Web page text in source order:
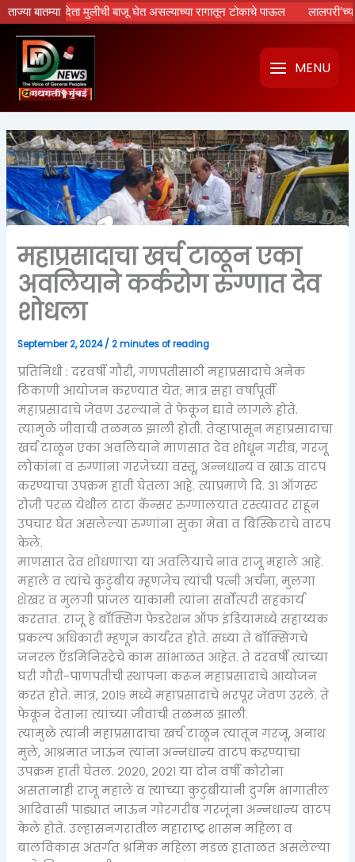
ताज्या बातम्या
न देता मुलीची बाजू घेत असल्याच्या रागातून टोकाचे पाऊल लालपरी’च्या
Skip
to
content
MENU
महाप्रसादाचा खर्च टाळून एका
अवलियाने कर्करोग रुग्णात देव
शोधला
September 2, 2024/2 minutes of reading
प्रतिनिधी : दरवर्षी गौरी, गणपतीसाठी महाप्रसादाचे अनेक
ठिकाणी आयोजन करण्यात येत; मात्र सहा वर्षांपूर्वी
महाप्रसादाचे जेवण उरल्याने ते फेकून द्यावे लागले होते.
त्यामुळे जीवाची तळमळ झाली होती. तेव्हापासून महाप्रसादाचा
खर्च टाळून एका अवलियाने माणसात देव शोधून गरीब, गरजू
लोकांना व रुग्णांना गरजेच्या वस्तू, अन्नधान्य व खाऊ वाटप
करण्याचा उपक्रम हाती घेतला आहे. त्याप्रमाणे दि. 31 ऑगस्ट
रोजी परळ येथील टाटा कॅन्सर रुग्णालयात रस्त्यावर राहून
उपचार घेत असलेल्या रुग्णांना सुका मेवा व बिस्किटाचे वाटप
केले.
माणसात देव शोधणाऱ्या या अवलियाचे नाव राजू महाले आहे.
महाले व त्यांचे कुटुंबीय म्हणजेच त्यांची पत्नी अर्चना, मुलगा
शेखर व मुलगी प्रांजल याकामी त्यांना सर्वोत्परी सहकार्य
करतात. राजू हे बॉक्सिंग फेडरेशन ऑफ इंडियामध्ये सहाय्यक
प्रकल्प अधिकारी म्हणून कार्यरत होते. सध्या ते बॉक्सिंगचे
जनरल ऍडमिनिस्ट्रेचे काम सांभाळत आहेत. ते दरवर्षी त्यांच्या
घरी गौरी-पाणपतीची स्थापना करून महाप्रसादाचे आयोजन
करत होते. मात्र, २०१९ मध्ये महाप्रसादाचे भरपूर जेवण उरले. ते
फेकून देताना त्यांच्या जीवाची तळमळ झाली.
त्यामुळे त्यांनी महाप्रसादाचा खर्च टाळून त्यातून गरजू, अनाथ
मुले, आश्रमात जाऊन त्यांना अन्नधान्य वाटप करण्याचा
उपक्रम हाती घेतलं. २०२०, २०२१ या दोन वर्षी कोरोना
असतानाही राजू महाले व त्यांच्या कुटुंबीयांनी दुर्गम भागातील
आदिवासी पाड्यात जाऊन गोरगरीब गरजूंना अन्नधान्य वाटप
केले होते. उल्हासनगरातील महाराष्ट्र शासन महिला व
बालविकास अंतर्गत श्रमिक महिला मंडळ हाताळत असलेल्या